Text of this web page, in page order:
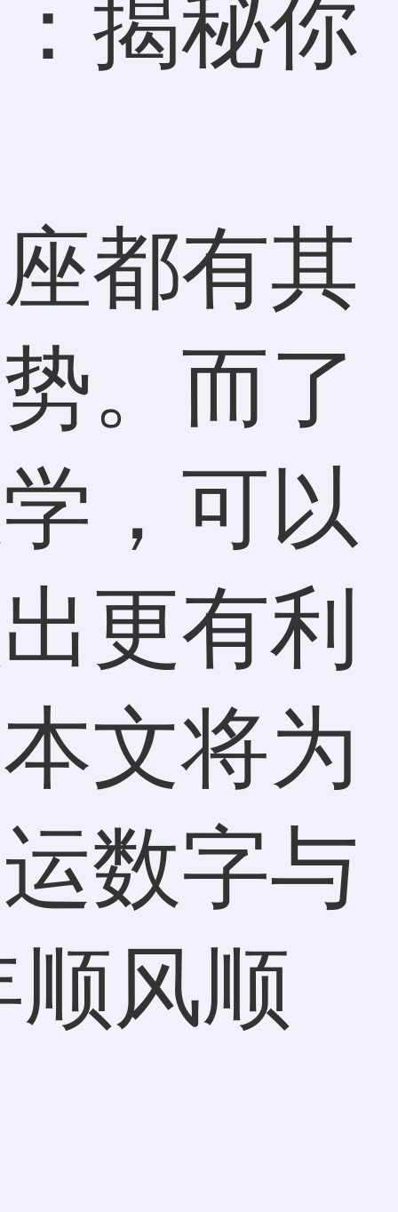
揭秘你
都有其
。而了
，可以
更有利
文将为
数字与
风顺